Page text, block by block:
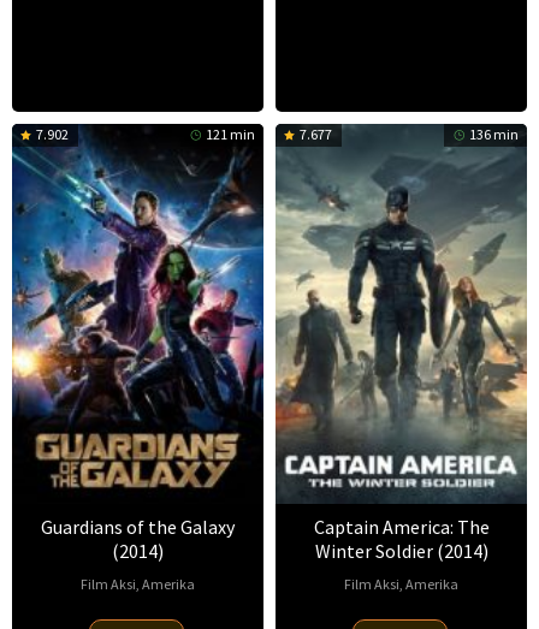
Marks,
Jessica
Lichtner,
John
R.
Saunders
7.902 121 min
Guardians of the Galaxy
(2014)
Film Aksi Amerika
7.677 136 min
Captain America: The
Winter Soldier (2014)
Film Aksi Amerika